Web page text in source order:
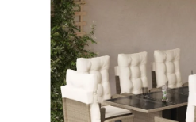
hviezdičiek.